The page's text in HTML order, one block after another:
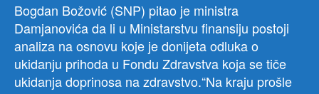
Bogdan Božović (SNP) pitao je ministra
Damjanovića da li u Ministarstvu finansiju postoji
analiza na osnovu koje je donijeta odluka o
ukidanju prihoda u Fondu Zdravstva koja se tiče
ukidanja doprinosa na zdravstvo.“Na kraju prošle